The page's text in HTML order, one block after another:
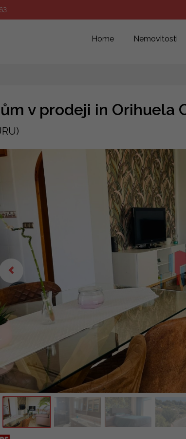
Home Nemovitosti
v prodeji in Orihuela